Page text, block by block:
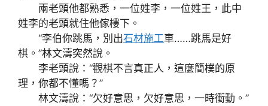
兩老頭他都熟悉，一位姓李，一位姓王，此中
姓李的老頭就住他傢樓下。
“李伯你跳馬，別出石材施工車……跳馬是好
棋。”林文濤突然說。
李老頭說：“觀棋不言真正人，這麼簡樸的原
理，你都不懂嗎？”
林文濤說：“欠好意思，欠好意思，一時衝動。”